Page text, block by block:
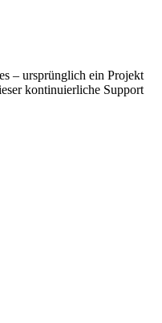
– ursprünglich ein Projekt
kontinuierliche Support